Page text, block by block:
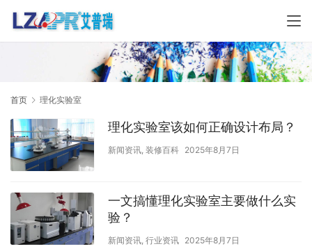
首页 理化实验室
理化实验室该如何正确设计布局？
新闻资讯 装修百科 2025年8月7日
一文搞懂理化实验室主要做什么实
验？
新闻资讯 行业资讯 2025年8月7日